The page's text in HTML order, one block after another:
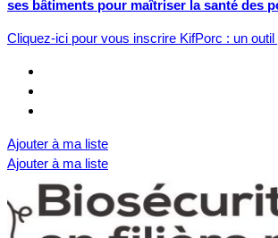
ses bâtiments pour maîtriser la santé des
Cliquez-ici pour vous inscrire KifPorc : un
Ajouter à ma liste
Ajouter à ma liste